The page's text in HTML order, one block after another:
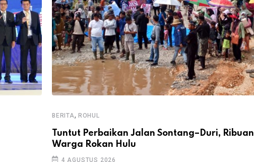
BERITA, ROHUL
Tuntut Perbaikan Jalan Sontang–Duri, Ribuan
Warga Rokan Hulu
4 AGUSTUS 2026